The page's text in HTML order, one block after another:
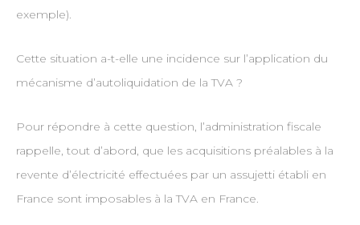
exemple).
Cette situation a-t-elle une incidence sur l’application du
mécanisme d’autoliquidation de la TVA ?
Pour répondre à cette question, l’administration fiscale
rappelle, tout d’abord, que les acquisitions préalables à la
revente d’électricité effectuées par un assujetti établi en
France sont imposables à la TVA en France.